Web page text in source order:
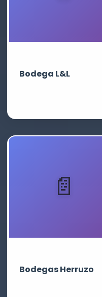
Bodega L&L
Bodegas Herruzo